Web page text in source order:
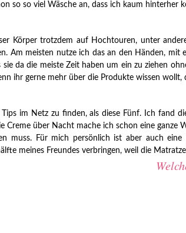
so so viel Wäsche an, dass ich kaum hinterher
Körper trotzdem auf Hochtouren, unter
Am meisten nutze ich das an den Händen,
da die meiste Zeit haben um ein zu ziehen
ihr gerne mehr über die Produkte wissen
im Netz zu finden, als diese Fünf. Ich fand
Creme über Nacht mache ich schon eine
muss. Für mich persönlich ist aber auch
meines Freundes verbringen, weil die